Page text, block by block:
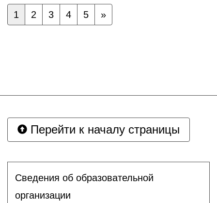
1 2 3 4 5 »
Перейти к началу страницы
Сведения об образовательной
организации